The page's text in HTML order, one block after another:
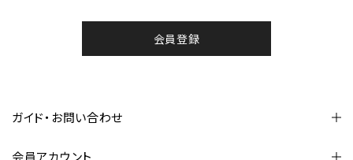
会員登録
ガイド・お問い合わせ
会員アカウント